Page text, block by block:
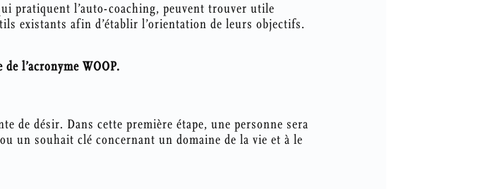
pratiquent l’auto-coaching, peuvent trouver utile
existants afin d’établir l’orientation de leurs objectifs.
l’acronyme WOOP.
de désir. Dans cette première étape, une personne sera
un souhait clé concernant un domaine de la vie et à le